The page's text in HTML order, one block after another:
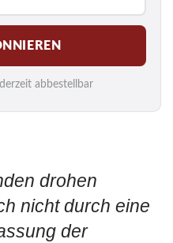
abbestellbar
drohen
nicht durch eine
der